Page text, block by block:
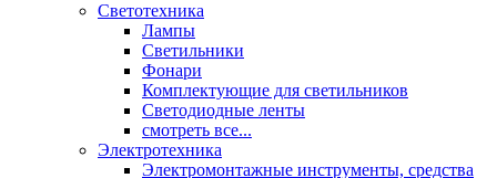
Светотехника
Лампы
Светильники
Фонари
Комплектующие для светильников
Светодиодные ленты
смотреть все...
Электротехника
Электромонтажные инструменты, средства